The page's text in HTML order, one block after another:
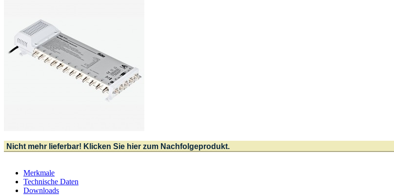
Nicht mehr lieferbar! Klicken Sie hier zum Nachfolgeprodukt.
Merkmale
Technische Daten
Downloads